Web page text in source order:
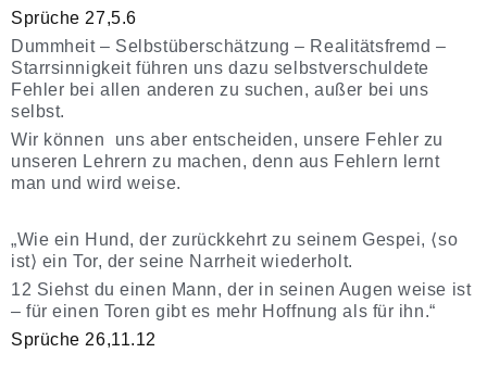
Sprüche 27,5.6
Dummheit – Selbstüberschätzung – Realitätsfremd –
Starrsinnigkeit führen uns dazu selbstverschuldete
Fehler bei allen anderen zu suchen, außer bei uns
selbst.
Wir können uns aber entscheiden, unsere Fehler zu
unseren Lehrern zu machen, denn aus Fehlern lernt
man und wird weise.
„Wie ein Hund, der zurückkehrt zu seinem Gespei, ⟨so
ist⟩ ein Tor, der seine Narrheit wiederholt.
12 Siehst du einen Mann, der in seinen Augen weise ist
– für einen Toren gibt es mehr Hoffnung als für ihn.“
Sprüche 26,11.12